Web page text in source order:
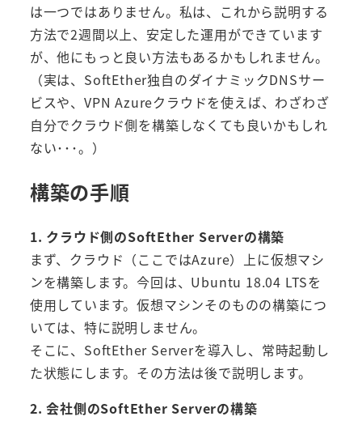
は一つではありません。私は、これから説明する
方法で2週間以上、安定した運用ができています
が、他にもっと良い方法もあるかもしれません。
（実は、SoftEther独自のダイナミックDNSサー
ビスや、VPN Azureクラウドを使えば、わざわざ
自分でクラウド側を構築しなくても良いかもしれ
ない･･･。）
構築の手順
1. クラウド側のSoftEther Serverの構築
まず、クラウド（ここではAzure）上に仮想マシ
ンを構築します。今回は、Ubuntu 18.04 LTSを
使用しています。仮想マシンそのものの構築につ
いては、特に説明しません。
そこに、SoftEther Serverを導入し、常時起動し
た状態にします。その方法は後で説明します。
2. 会社側のSoftEther Serverの構築